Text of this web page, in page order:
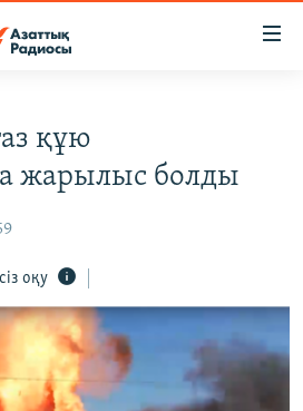
құю
жарылыс болды
оқу